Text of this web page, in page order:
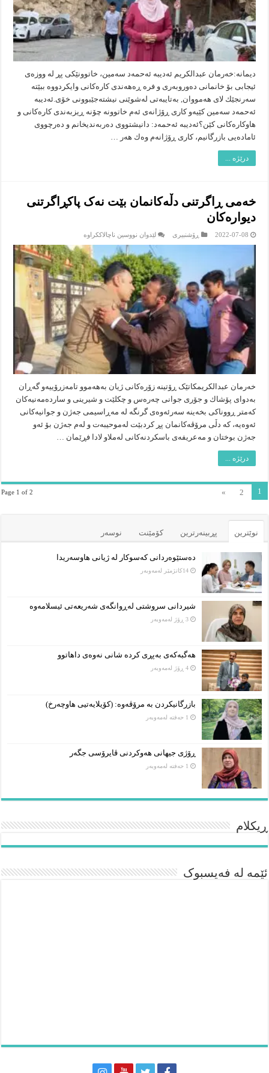
خۆی
دیمانە:خه‌رمان عبدالكریم ئه‌دیبه‌ ئه‌حمه‌د سه‌مین، خاتوونێكی پڕ له‌ ووزه‌ى
ئیجابی بۆ خانمانى ده‌وروبه‌رى و فره‌ ڕه‌هه‌ندی كاره‌كانى وايكردووه‌ ببێته‌
سه‌رنجێك لاى هه‌مووان, به‌تایبه‌تى له‌شوێنی نیشته‌جێبوونى خۆی.ئه‌دیبه‌
ئه‌حمه‌د سه‌مین كێیه‌و كارى ڕۆژانه‌ى ئه‌م خاتوونه‌ چۆنه‌ ڕیزبه‌ندی كاره‌كانى و
هاوكاره‌كانى كێن؟ئه‌دیبه‌ ئه‌حمه‌د: دانیشتووى ده‌ربه‌ندیخانم و ده‌رچووى
ئاماده‌یی بازرگانیم، كارى ڕۆژانه‌م وه‌ك هه‌ر …
درێژە ...
خەمی ڕاگرتنی دڵەکانمان بێت نەک پاکڕاگرتنی
دیوارەکان
2022-07-08 ڕۆشنبیرى لێدوان نووسین ناچالاککراوە
ڕاگرتنی
دڵەکانمان
بێت
نەک
پاکڕاگرتنی
دیوارەکان
خەرمان عبدالکریمكاتێک ڕۆتینه‌ زۆره‌كانى ژیان به‌هه‌موو تامه‌زرۆییه‌و گه‌ڕان
به‌دواى پۆشاك و جۆرى جوانى چه‌ره‌س و چكلێت و شیرینى و سارده‌مه‌نیه‌كان
كه‌متر ڕووناكى بخه‌ینه‌ سه‌رئه‌وه‌ى گرنگه‌ له‌ مه‌ڕاسیمى جه‌ژن و جوانیه‌كانى
ئه‌وه‌یه‌، كه‌ دڵى مرۆڤه‌كانمان پڕ كردبێت له‌موحیبه‌ت و له‌م جه‌ژن بۆ ئه‌و
جه‌ژن بوختان و مه‌عریفه‌ى باسكردنه‌كانى له‌ملاو لادا فڕێمان …
درێژە ...
Page 1 of 2 1
2
»
نوێترین پڕبینەرترین کۆمێنت نوسەر
دەستێوەردانی کەسوکار لە ژیانی هاوسەریدا
14كاتژمێر لەمەوبەر
شیردانی سروشتی لەڕوانگەی شەریعەتی ئیسلامەوە
3 ڕۆژ لەمەوبەر
هەگبەکەی بەپڕی کردە شانی نەوەی داهاتوو
4 ڕۆژ لەمەوبەر
بازرگانیکردن بە مرۆڤەوە: (کۆیلایەتیی هاوچەرخ)
1 حەفتە لەمەوبەر
ڕۆژی جیهانی هەوکردنی ڤایرۆسی جگەر
1 حەفتە لەمەوبەر
ڕیکلام
ئێمە لە فەیسبوک